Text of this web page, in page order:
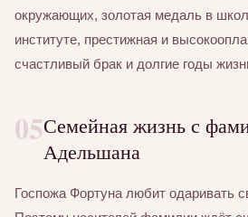
окружающих, золотая медаль в
институте, престижная и
счастливый брак и долгие годы
05Семейная жизнь с
Адельшана
Госпожа Фортуна любит одаривать